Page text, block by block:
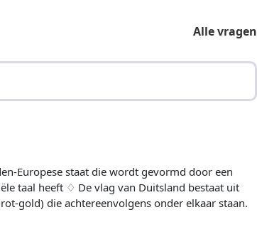
Alle vragen
Europese staat die wordt gevormd door een
taal heeft ♢ De vlag van Duitsland bestaat uit
gold) die achtereenvolgens onder elkaar staan.